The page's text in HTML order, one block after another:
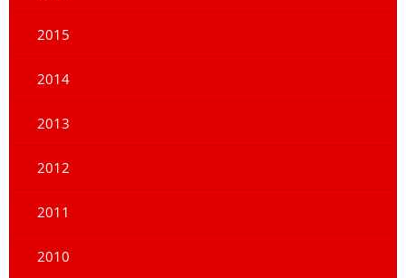
2015
2014
2013
2012
2011
2010